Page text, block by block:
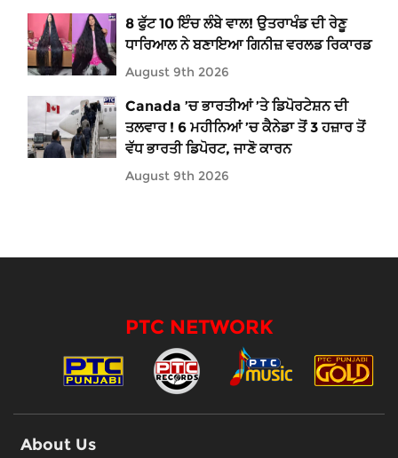
8 ਫੁੱਟ 10 ਇੰਚ ਲੰਬੇ ਵਾਲ! ਉਤਰਾਖੰਡ ਦੀ ਰੇਣੂ
ਧਾਰਿਆਲ ਨੇ ਬਣਾਇਆ ਗਿਨੀਜ਼ ਵਰਲਡ ਰਿਕਾਰਡ
August 9th 2026
Canada ’ਚ ਭਾਰਤੀਆਂ ’ਤੇ ਡਿਪੋਰਟੇਸ਼ਨ ਦੀ
ਤਲਵਾਰ ! 6 ਮਹੀਨਿਆਂ ’ਚ ਕੈਨੇਡਾ ਤੋਂ 3 ਹਜ਼ਾਰ ਤੋਂ
ਵੱਧ ਭਾਰਤੀ ਡਿਪੋਰਟ, ਜਾਣੋ ਕਾਰਨ
August 9th 2026
PTC NETWORK
About Us